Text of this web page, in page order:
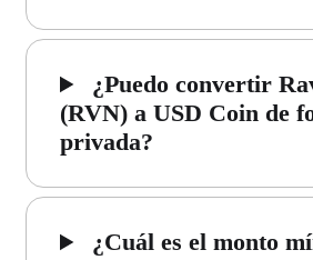
¿Puedo convertir
(RVN) a USD Coin de
privada?
¿Cuál es el monto